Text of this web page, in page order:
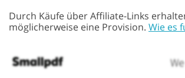
Durch Käufe über Affiliate-Links
möglicherweise eine Provision. Wie es